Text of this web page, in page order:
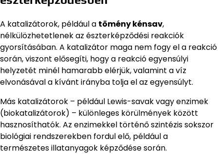
A katalizátorok, például a tömény kénsav,
nélkülözhetetlenek az észterképződési reakciók
gyorsításában. A katalizátor maga nem fogy el a reakció
során, viszont elősegíti, hogy a reakció egyensúlyi
helyzetét minél hamarabb elérjük, valamint a víz
elvonásával a kívánt irányba tolja el az egyensúlyt.
Más katalizátorok – például Lewis-savak vagy enzimek
(biokatalizátorok) – különleges körülmények között
hasznosíthatók. Az enzimekkel történő szintézis sokszor
biológiai rendszerekben fordul elő, például a
természetes illatanyagok képződése során.